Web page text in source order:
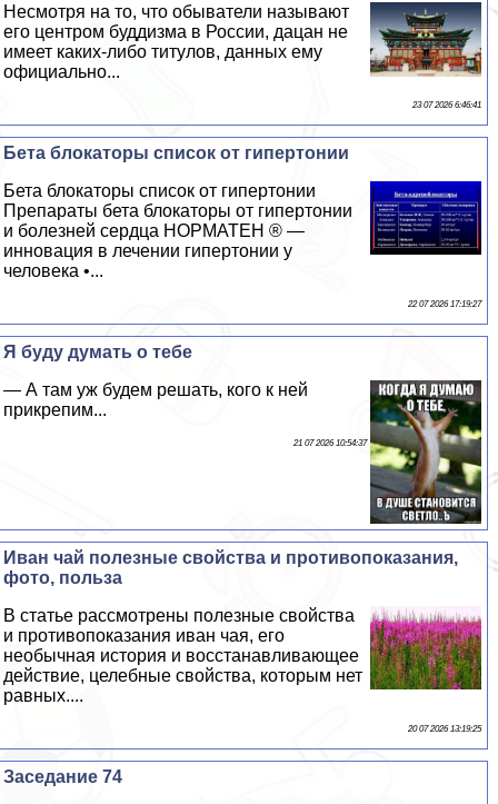
Несмотря на то, что обыватели называют
его центром буддизма в России, дацан не
имеет каких-либо титулов, данных ему
официально...
23 07 2026 6:46:41
Бета блокаторы список от гипертонии
Бета блокаторы список от гипертонии
Препараты бета блокаторы от гипертонии
и болезней сердца НОРМАТЕН ® —
инновация в лечении гипертонии у
человека •...
22 07 2026 17:19:27
Я буду думать о тебе
— А там уж будем решать, кого к ней
прикрепим...
21 07 2026 10:54:37
Иван чай полезные свойства и противопоказания,
фото, польза
В статье рассмотрены полезные свойства
и противопоказания иван чая, его
необычная история и восстанавливающее
действие, целебные свойства, которым нет
равных....
20 07 2026 13:19:25
Заседание 74